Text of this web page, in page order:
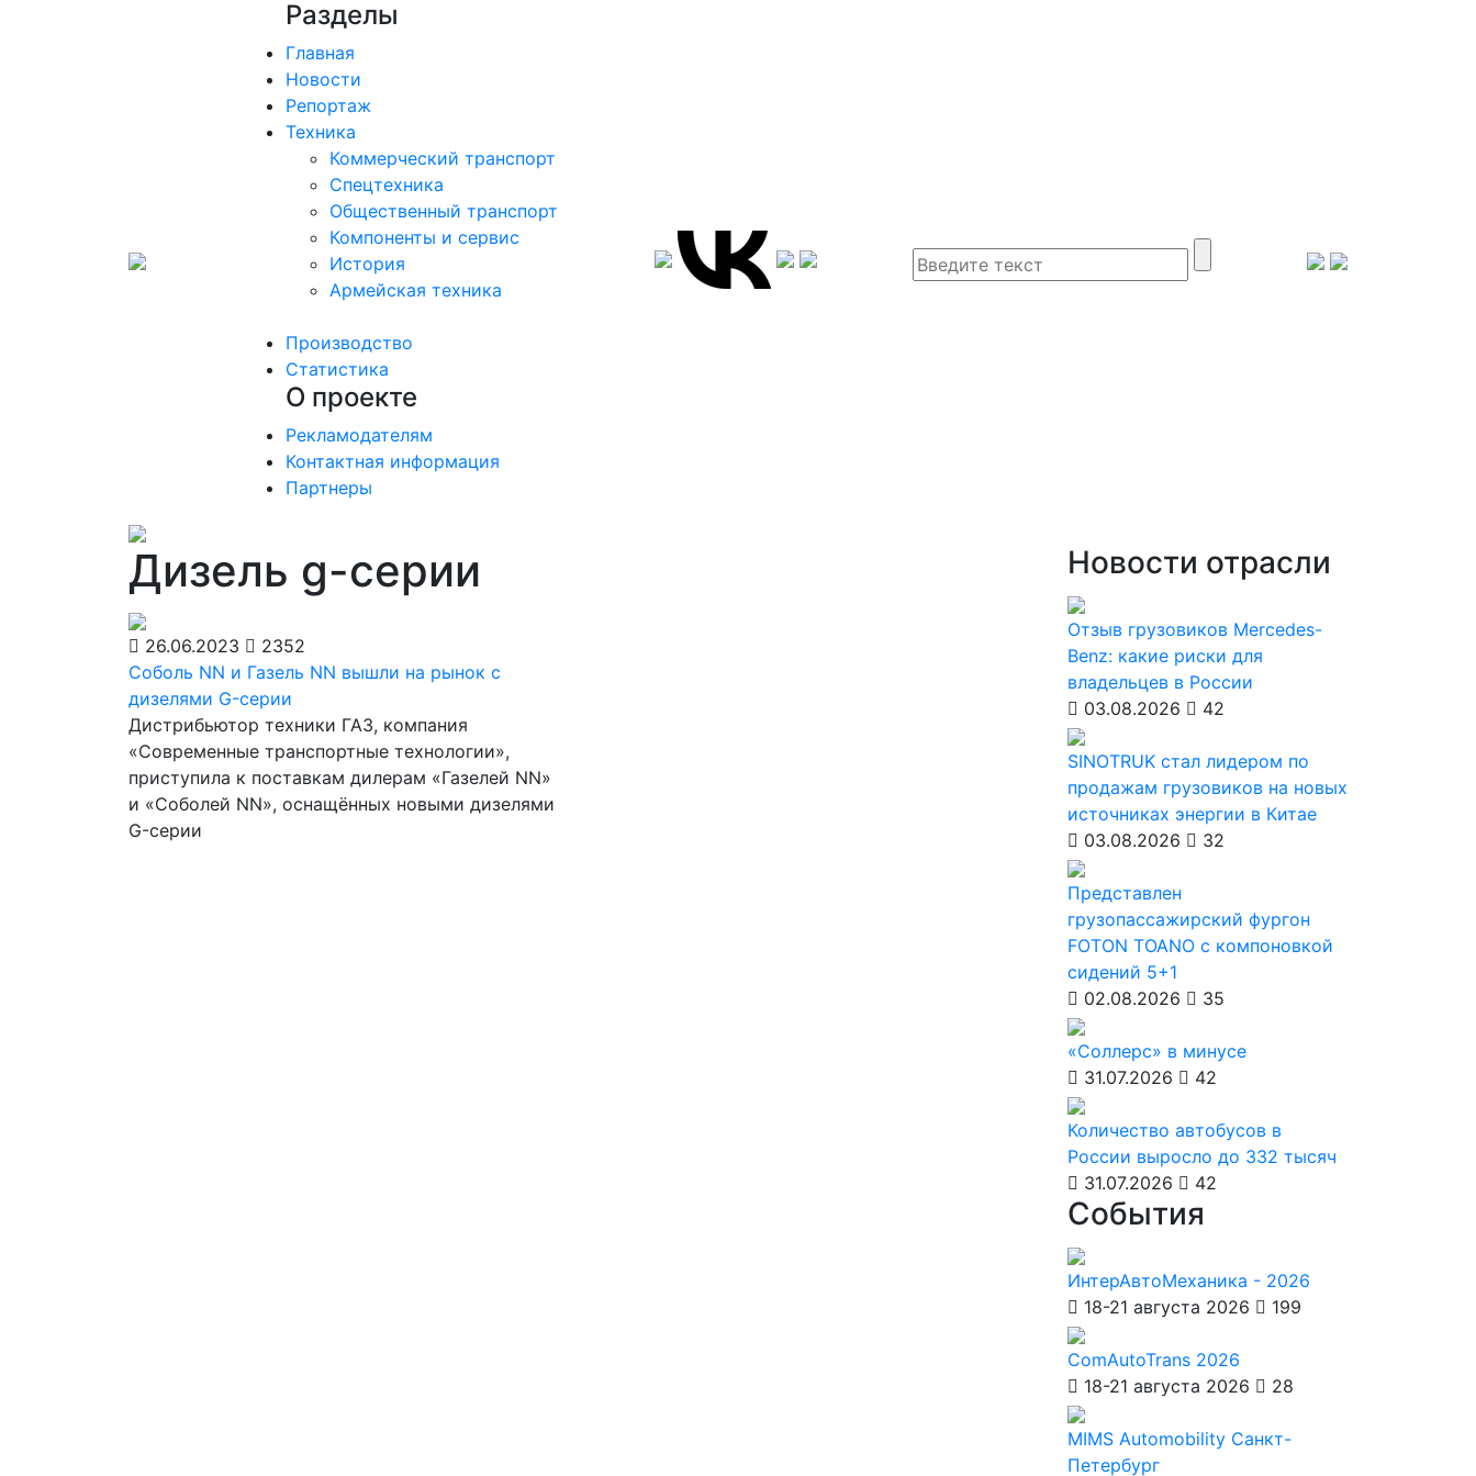
Разделы
Главная
Новости
Репортаж
Техника
Коммерческий транспорт
Спецтехника
Общественный транспорт
Компоненты и сервис
История
Армейская техника
Производство
Статистика
О проекте
Рекламодателям
Контактная информация
Партнеры
Дизель g-серии
26.06.2023
2352
Соболь NN и Газель NN вышли на рынок с
дизелями G-серии
Дистрибьютор техники ГАЗ, компания
«Современные транспортные технологии»,
приступила к поставкам дилерам «Газелей NN»
и «Соболей NN», оснащённых новыми дизелями
G-серии
Новости отрасли
Отзыв грузовиков Mercedes-
Benz: какие риски для
владельцев в России
03.08.2026
42
SINOTRUK стал лидером по
продажам грузовиков на новых
источниках энергии в Китае
03.08.2026
32
Представлен
грузопассажирский фургон
FOTON TOANO с компоновкой
сидений 5+1
02.08.2026
35
«Соллерс» в минусе
31.07.2026
42
Количество автобусов в
России выросло до 332 тысяч
31.07.2026
42
События
ИнтерАвтоМеханика - 2026
18-21 августа 2026
199
ComAutoTrans 2026
18-21 августа 2026
28
MIMS Automobility Санкт-
Петербург